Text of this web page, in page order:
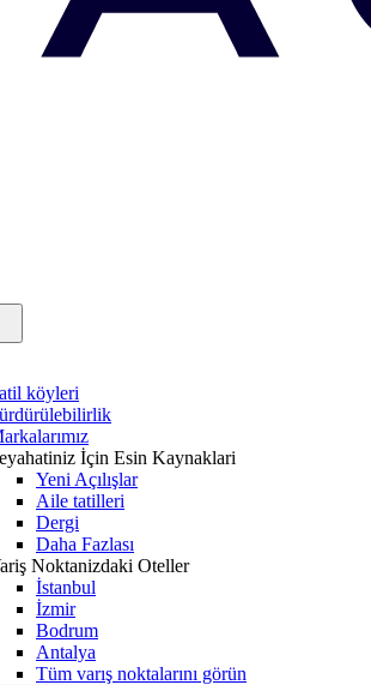
köyleri
İçin Esin Kaynaklari
Yeni Açılışlar
Aile tatilleri
Dergi
Daha Fazlası
Noktanizdaki Oteller
İstanbul
İzmir
Bodrum
Antalya
Tüm varış noktalarını görün